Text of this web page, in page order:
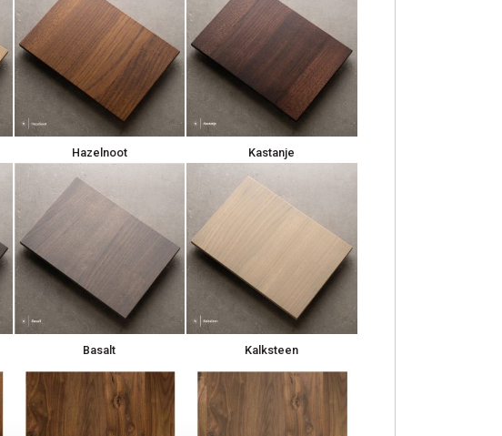
Hazelnoot Kastanje
Basalt Kalksteen